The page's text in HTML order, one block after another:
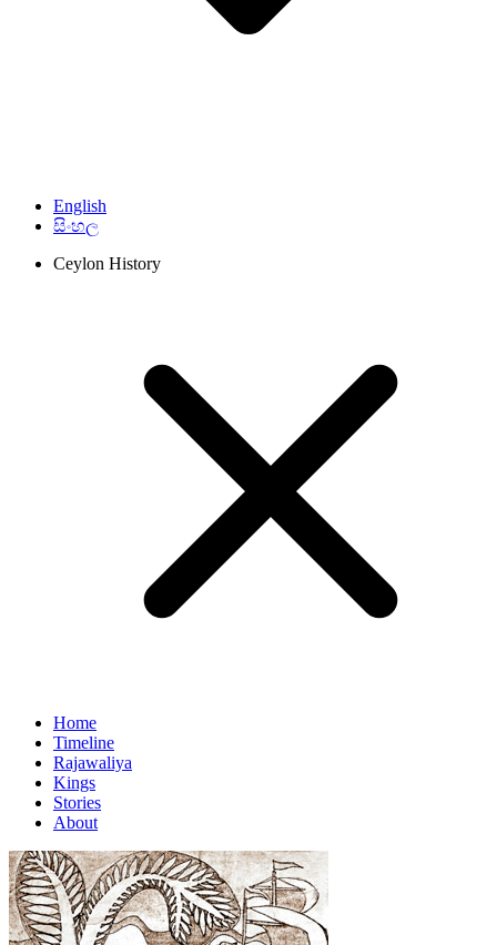
English
සිංහල
Ceylon History
Home
Timeline
Rajawaliya
Kings
Stories
About